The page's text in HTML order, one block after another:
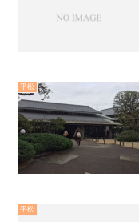
平松
平松